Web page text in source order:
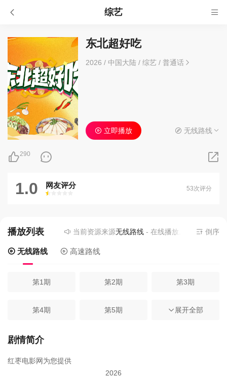
综艺
东北超好吃
2026 / 中国大陆 / 综艺/ 普通话
290
立即播放 无线路线
1.0 网友评分
很差
较差还行推荐力荐
53次评分
播放列表 当前资源来源无线路线- 在线播放,无需安装播放器
倒序
无线路线 高速路线
第1期 第2期 第3期
第4期 第5期 第6期
第7期
第10期
展开全部
剧情简介
红枣电影网为您提供
2026